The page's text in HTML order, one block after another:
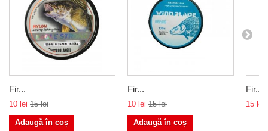
Fir...
10 lei 15 lei
Adaugă în coș
Fir...
10 lei 15 lei
Adaugă în coș
Fir...
15 lei